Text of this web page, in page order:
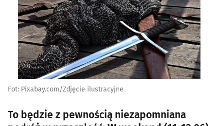
Fot: Pixabay.com/Zdjęcie ilustracyjne
To będzie z pewnością niezapomniana